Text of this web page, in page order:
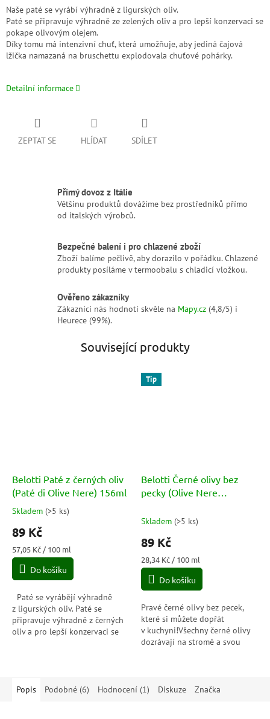
Naše paté se vyrábí výhradně z ligurských oliv.
Paté se připravuje výhradně ze zelených oliv a pro lepší konzervaci se
pokape olivovým olejem.
Díky tomu má intenzivní chuť, která umožňuje, aby jediná čajová
lžička namazaná na bruschettu explodovala chuťové pohárky.
Detailní informace
ZEPTAT SE HLÍDAT SDÍLET
Přímý dovoz z Itálie
Většinu produktů dovážíme bez prostředníků přímo
od italských výrobců.
Bezpečné balení i pro chlazené zboží
Zboží balíme pečlivě, aby dorazilo v pořádku. Chlazené
produkty posíláme v termoobalu s chladicí vložkou.
Ověřeno zákazníky
Zákazníci nás hodnotí skvěle na Mapy.cz (4,8/5) i
Heurece (99%).
Související produkty
Belotti Paté z černých oliv
(Paté di Olive Nere) 156ml
Průměrné
produktu
je
5,0
5
hvězdiček.
Skladem (>5 ks)
89 Kč
Měrná
cena:
57,05 Kč / 100 ml
Do košíku
Paté se vyrábějí výhradně
z ligurských oliv. Paté se
připravuje výhradně z černých
oliv a pro lepší konzervaci se
Tip
Belotti Černé olivy bez
pecky (Olive Nere
Skladem (>5 ks)
89 Kč
Měrná
cena:
28,34 Kč / 100 ml
Do košíku
Pravé černé olivy bez pecek,
které si můžete dopřát
v kuchyni!Všechny černé olivy
dozrávají na stromě a svou
Popis
Podobné (6) Hodnocení (1) Diskuze Značka